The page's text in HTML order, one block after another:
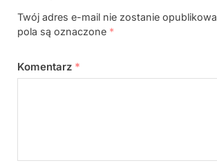
Twój adres e-mail nie zostanie
pola są oznaczone *
Komentarz *